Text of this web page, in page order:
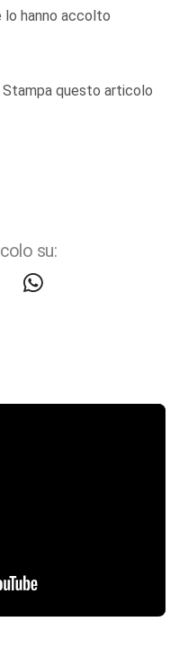
lo hanno accolto
Stampa questo articolo
su: